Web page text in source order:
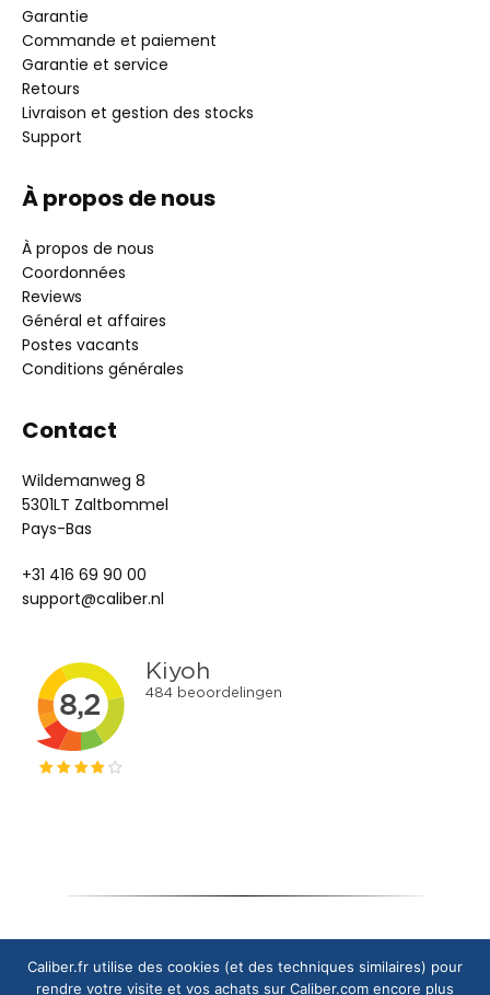
Garantie
Commande et paiement
Garantie et service
Retours
Livraison et gestion des stocks
Support
À propos de nous
À propos de nous
Coordonnées
Reviews
Général et affaires
Postes vacants
Conditions générales
Contact
Wildemanweg 8
5301LT Zaltbommel
Pays-Bas
+31 416 69 90 00
support@caliber.nl
Copyright © 2024 Caliber Europe B.V.
Caliber.fr utilise des cookies (et des techniques similaires) pour
rendre votre visite et vos achats sur Caliber.com encore plus